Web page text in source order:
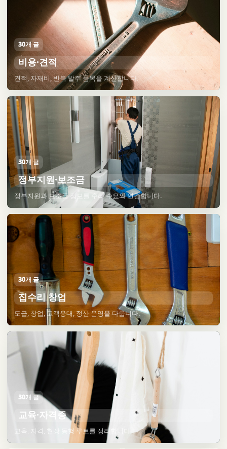
30개 글
비용·견적
견적, 자재비, 반복 발주 품목을 계산합니다.
30개 글
정부지원·보조금
정부지원과 보조금 정보를 수리 수요와 연결합니다.
30개 글
집수리 창업
도급, 창업, 고객응대, 정산 운영을 다룹니다.
30개 글
교육·자격증
교육, 자격, 현장 동행 루트를 정리합니다.